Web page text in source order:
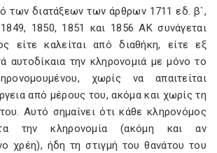
των διατάξεων των άρθρων 1711 εδ. β`,
1850, 1851 και 1856 ΑΚ συνάγεται
είτε καλείται από διαθήκη, είτε εξ
αυτοδίκαια την κληρονομιά με μόνο το
χωρίς να απαιτείται
από μέρους του, ακόμα και χωρίς τη
Αυτό σημαίνει ότι κάθε κληρονόμος
την κληρονομία (ακόμη και αν
χρέη), ήδη τη στιγμή του θανάτου του